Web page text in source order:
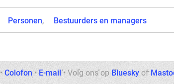
Personen Bestuurders en managers
•Colofon •E-mail• Volg ons opBluesky of